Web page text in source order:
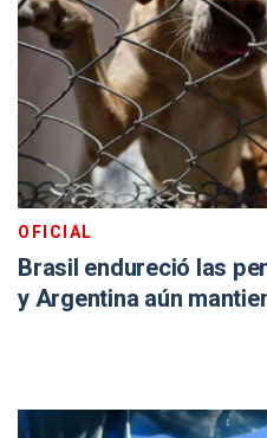
OFICIAL
Brasil endureció las
y Argentina aún